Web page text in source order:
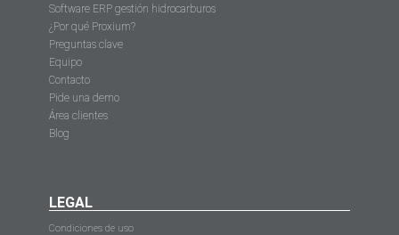
Software ERP gestión hidrocarburos
¿Por qué Proxium?
Preguntas clave
Equipo
Contacto
Pide una demo
Área clientes
Blog
LEGAL
Condiciones de uso